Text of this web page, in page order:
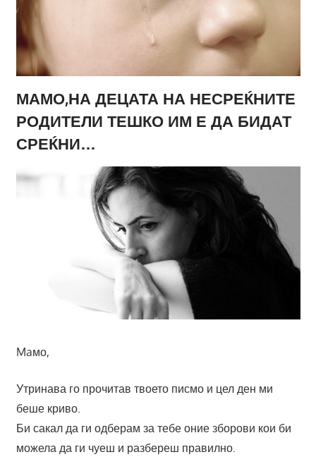
МАМО,НА ДЕЦАТА НА НЕСРЕЌНИТЕ
РОДИТЕЛИ ТЕШКО ИМ Е ДА БИДАТ
СРЕЌНИ…
Maмо,
Утринава го прочитав твоето писмо и цел ден ми
беше криво.
Би сакал да ги одберам за тебе оние зборови кои би
можела да ги чуеш и разбереш правилно.